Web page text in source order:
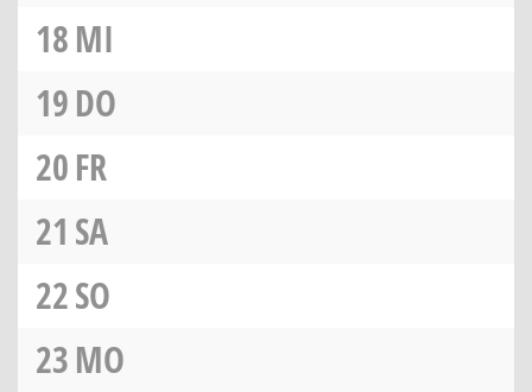
18MI
19DO
20FR
21 SA
22SO
23MO